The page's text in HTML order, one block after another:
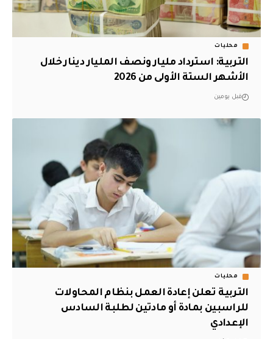
محليات
التربية: استرداد مليار ونصف المليار دينار خلال
الأشهر الستة الأولى من 2026
قبل يومين
محليات
التربية تعلن إعادة العمل بنظام المحاولات
للراسبين بمادة أو مادتين لطلبة السادس
الإعدادي